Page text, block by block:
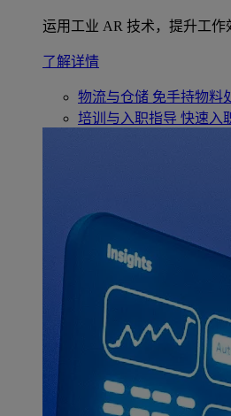
运用工业 AR 技术，提升工作
了解详情
物流与仓储 免手持物料
培训与入职指导 快速入